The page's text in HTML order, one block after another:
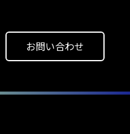
運用の効率化を実現するSysdig
装ガイド
お問い合わせ